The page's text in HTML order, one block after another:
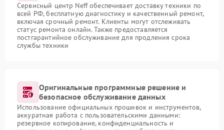
Сервисный центр Neff обеспечивает доставку техники по
всей РФ, бесплатную диагностику и качественный ремонт,
включая срочный ремонт. Клиенты могут отслеживать
статус ремонта онлайн. Также предоставляется
постгарантийное обслуживание для продления срока
службы техники
Оригинальные программные решение и
безопасное обслуживание данных
Использование официальных прошивок и инструментов,
аккуратная работа с пользовательскими данными:
резервное копирование, конфиденциальность и